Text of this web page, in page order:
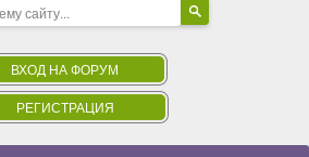
ВХОД НА ФОРУМ
РЕГИСТРАЦИЯ